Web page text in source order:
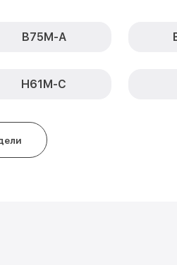
B75M-A
H61M-C